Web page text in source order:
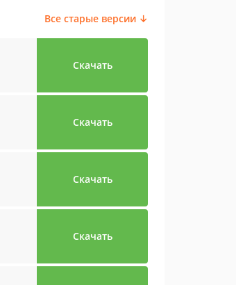
Все старые версии ↓
Скачать
Скачать
Скачать
Скачать